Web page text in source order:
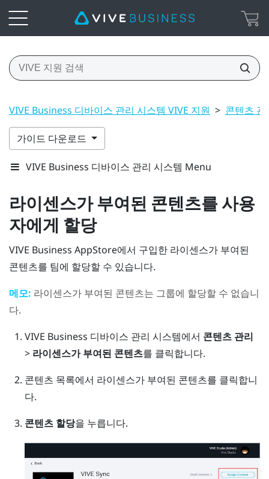
VIVE Business 디바이스 관리 시스템 VIVE 지원 > 콘텐츠 관
가이드 다운로드
VIVE Business 디바이스 관리 시스템 Menu
라이센스가 부여된 콘텐츠를 사용
자에게 할당
VIVE Business AppStore에서 구입한 라이센스가 부여된
콘텐츠를 팀에 할당할 수 있습니다.
메모: 라이센스가 부여된 콘텐츠는 그룹에 할당할 수 없습니
다.
VIVE Business 디바이스 관리 시스템에서 콘텐츠 관리
> 라이센스가 부여된 콘텐츠를 클릭합니다.
콘텐츠 목록에서 라이센스가 부여된 콘텐츠를 클릭합니
다.
콘텐츠 할당을 누릅니다.